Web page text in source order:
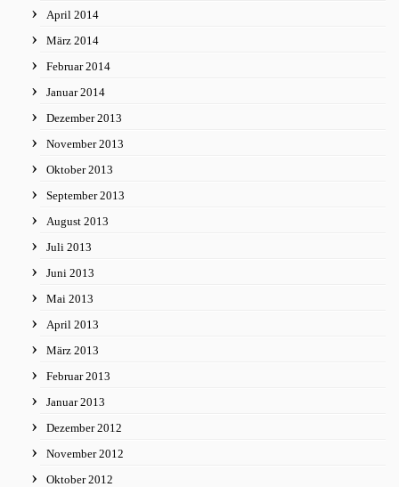
April 2014
März 2014
Februar 2014
Januar 2014
Dezember 2013
November 2013
Oktober 2013
September 2013
August 2013
Juli 2013
Juni 2013
Mai 2013
April 2013
März 2013
Februar 2013
Januar 2013
Dezember 2012
November 2012
Oktober 2012